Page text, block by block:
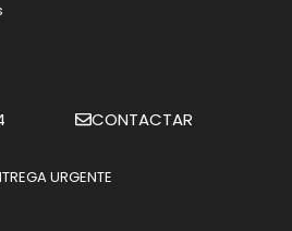
CONTACTAR
URGENTE